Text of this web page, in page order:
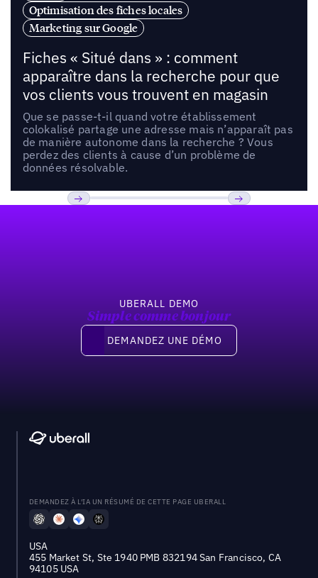
Optimisation des fiches locales
Marketing sur Google
Fiches « Situé dans » : comment
apparaître dans la recherche pour que
vos clients vous trouvent en magasin
Que se passe-t-il quand votre établissement
colokalisé partage une adresse mais n’apparaît pas
de manière autonome dans la recherche ? Vous
perdez des clients à cause d’un problème de
données résolvable.
UBERALL DEMO
Simple comme bonjour
Demandez une démo
DEMANDEZ UNE DÉMO
DEMANDEZ À L'IA UN RÉSUMÉ DE CETTE PAGE UBERALL
USA
455 Market St, Ste 1940 PMB 832194 San Francisco, CA
94105 USA